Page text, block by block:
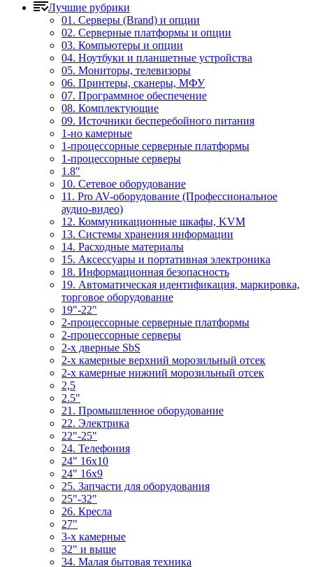
Лучшие рубрики
01. Серверы (Brand) и опции
02. Серверные платформы и опции
03. Компьютеры и опции
04. Ноутбуки и планшетные устройства
05. Мониторы, телевизоры
06. Принтеры, сканеры, МФУ
07. Программное обеспечение
08. Комплектующие
09. Источники бесперебойного питания
1-но камерные
1-процессорные серверные платформы
1-процессорные серверы
1.8"
10. Сетевое оборудование
11. Pro AV-оборудование (Профессиональное
аудио-видео)
12. Коммуникационные шкафы, KVM
13. Системы хранения информации
14. Расходные материалы
15. Аксессуары и портативная электроника
18. Информационная безопасность
19. Автоматическая идентификация, маркировка,
торговое оборудование
19"-22"
2-процессорные серверные платформы
2-процессорные серверы
2-х дверные SbS
2-х камерные верхний морозильный отсек
2-х камерные нижний морозильный отсек
2,5
2.5"
21. Промышленное оборудование
22. Электрика
22"-25"
24. Телефония
24" 16x10
24" 16x9
25. Запчасти для оборудования
25"-32"
26. Кресла
27"
3-x камерные
32" и выше
34. Малая бытовая техника